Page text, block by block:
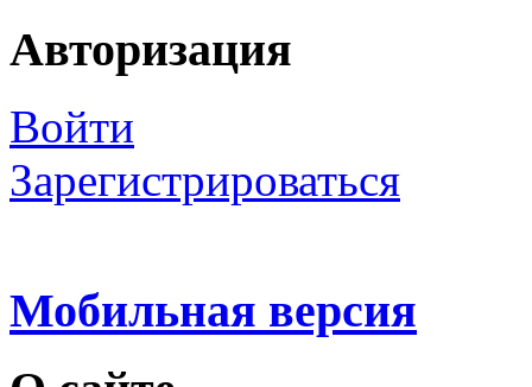
Авторизация
Войти
Зарегистрироваться
Мобильная версия